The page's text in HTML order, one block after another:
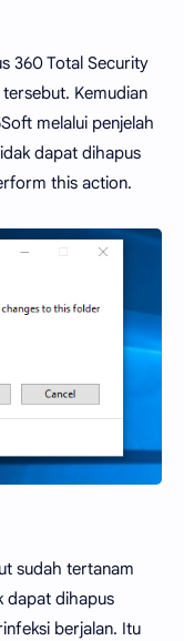
360 Total Security
Kemudian
melalui penjelah
dapat dihapus
this action.
sudah tertanam
dapat dihapus
berjalan. Itu